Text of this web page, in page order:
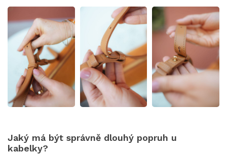
Jaký má být správně dlouhý popruh u
kabelky?